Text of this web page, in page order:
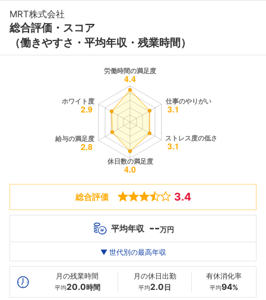
MRT株式会社
総合評価・スコア
（働きやすさ・平均年収・残業時間）
総合評価 3.4
平均年収 --万円
最高年収
20代
472万
30代
--万
--万
▼ 世代別の最高年収
月の残業時間
平均20.0時間
月の休日出勤
平均2.0 日
有休消化率
平均94%